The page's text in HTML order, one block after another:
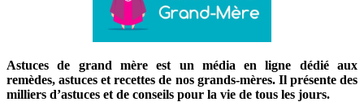
Astuces de grand mère est un média en ligne dédié aux
remèdes, astuces et recettes de nos grands-mères. Il présente des
milliers d’astuces et de conseils pour la vie de tous les jours.